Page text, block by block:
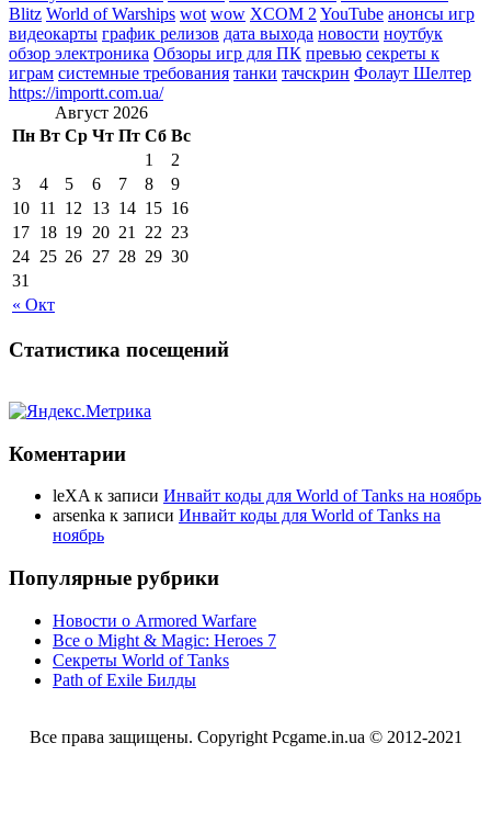
Blitz World of Warships wot wow XCOM 2 YouTube анонсы игр
видеокарты график релизов дата выхода новости ноутбук
обзор электроника Обзоры игр для ПК превью секреты к
играм системные требования танки тачскрин Фолаут Шелтер
https://importt.com.ua/
Август 2026
Пн Вт Ср Чт Пт Сб Вс
« Окт
1
2
3
4 5 6 7 8
9
10 11 12 13 14 15 16
17 18 19 20 21 22 23
24 25 26 27 28 29 30
31
Статистика посещений
Коментарии
leXAк записи Инвайт коды для World of Tanks на ноябрь
arsenka к записи Инвайт коды для World of Tanks на
ноябрь
Популярные рубрики
Новости о Armored Warfare
Все о Might & Magic: Heroes 7
Секреты World of Tanks
Path of Exile Билды
Все права защищены. Copyright Pcgame.in.ua © 2012-2021